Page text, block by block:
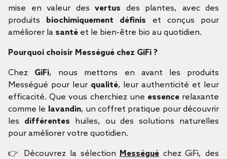
mise en valeur des vertus des plantes, avec des
produits biochimiquement définis et conçus pour
améliorer la santé et le bien-être bio au quotidien.
Pourquoi choisir Mességué chez GiFi ?
Chez GiFi, nous mettons en avant les produits
Mességué pour leur qualité, leur authenticité et leur
efficacité. Que vous cherchiez une essencerelaxante
comme le lavandin, un coffret pratique pour découvrir
les différentes huiles, ou des solutions naturelles
pour améliorer votre quotidien.
👉 Découvrez la sélection Mességué chez GiFi, des